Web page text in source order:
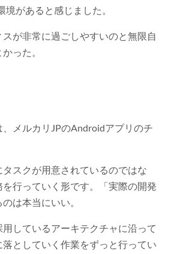
境があると感じました。
が非常に過ごしやすいのと無限自
った。
メルカリJPのAndroidアプリのチ
スクが用意されているのではな
を行っていく形です。「実際の開発
は本当にいい。
しているアーキテクチャに沿って
としていく作業をずっと行ってい